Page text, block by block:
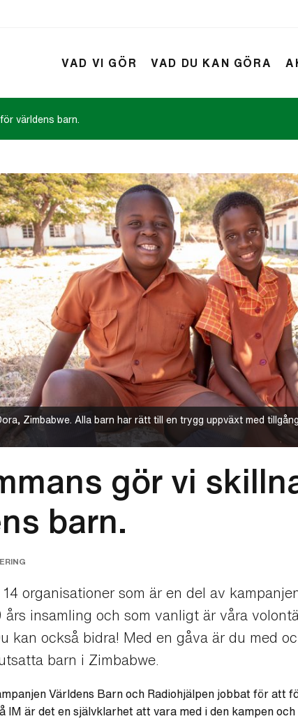
VAD VI GÖR VAD DU KAN GÖRA
världens barn.
Zimbabwe. Alla barn har rätt till en trygg uppväxt med
gör vi
barn.
14 organisationer som är en del av
års insamling och som vanligt är våra
kan också bidra! Med en gåva är du med
barn i Zimbabwe.
Världens Barn och Radiohjälpen jobbat för
IM är det en självklarhet att vara med i den kampen